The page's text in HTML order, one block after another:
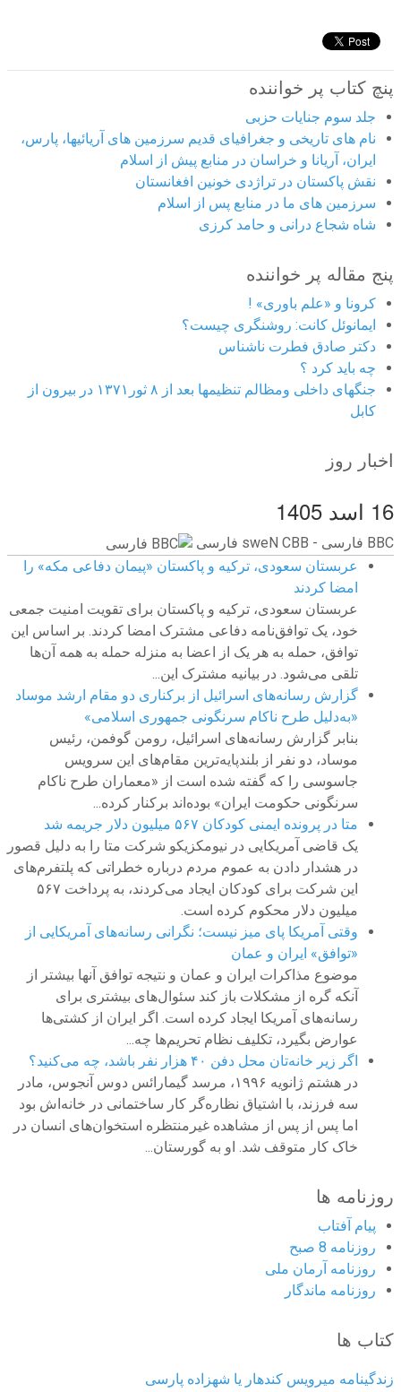
پنچ کتاب پر خواننده
جلد سوم جنایات حزبی
نام های تاریخی و جغرافیای قدیم سرزمین های آریائیها، پارس،
ایران، آریانا و خراسان در منابع پیش از اسلام
نقش پاکستان در تراژدی خونین افغانستان
سرزمین های ما در منابع پس از اسلام
شاه شجاع درانی و حامد کرزی
پنج مقاله پر خواننده
کرونا و «علم باوری» !
ایمانوئل کانت: روشنگری چیست؟
دکتر صادق فطرت ناشناس
چه باید کرد ؟
جنگهای داخلی ومظالم تنظیمها بعد از ۸ ثور۱۳۷۱ در بیرون از
کابل
اخبار روز
16 اسد 1405
BBC ‮فارسی - BBC News فارسی
عربستان سعودی، ترکیه و پاکستان «پیمان دفاعی مکه» را
امضا کردند
عربستان سعودی، ترکیه و پاکستان برای تقویت امنیت جمعی
خود، یک توافق‌نامه دفاعی مشترک امضا کردند. بر اساس این
توافق، حمله به هر یک از اعضا به منزله حمله به همه آن‌ها
تلقی می‌شود. در بیانیه مشترک این...
گزارش‌‌ رسانه‌های اسرائیل از برکناری دو مقام ارشد موساد
«به‌دلیل طرح ناکام سرنگونی جمهوری اسلامی»
بنابر گزارش رسانه‌های اسرائیل، رومن گوفمن، رئیس
موساد، دو نفر از بلندپایه‌ترین مقام‌های این سرویس
جاسوسی را که گفته شده است از «معماران طرح ناکام
سرنگونی حکومت ایران» بوده‌اند برکنار کرده...
متا در پرونده ایمنی کودکان ۵۶۷ میلیون دلار جریمه شد
یک قاضی آمریکایی در نیومکزیکو شرکت متا را به دلیل قصور
در هشدار دادن به عموم مردم درباره خطراتی که پلتفرم‌های
این شرکت برای کودکان ایجاد می‌کردند، به پرداخت ۵۶۷
میلیون دلار محکوم کرده است.
وقتی آمریکا پای میز نیست؛ نگرانی رسانه‌های آمریکایی از
«توافق» ایران و عمان
موضوع مذاکرات ایران و عمان و نتیجه توافق آنها بیشتر از
آنکه گره از مشکلات باز کند سئوال‌های بیشتری برای
رسانه‌های آمریکا ایجاد کرده است. اگر ایران از کشتی‌ها
عوارض بگیرد، تکلیف نظام تحریم‌ها چه...
اگر زیر خانه‌تان محل دفن ۴۰ هزار نفر باشد، چه می‌کنید؟
در هشتم ژانویه ۱۹۹۶، مرسد گیمارائس دوس آنجوس، مادر
سه فرزند، با اشتیاق نظاره‌گر کار ساختمانی در خانه‌اش بود
اما پس از پس از مشاهده غیر‌منتظره استخوان‌های انسان در
خاک کار متوقف شد. او به گورستان...
روزنامه ها
پیام آفتاب
روزنامه 8 صبح
روزنامه آرمان ملى
روزنامه ماندگار
کتاب ها
زندگینامه میرویس کندهار یا شهزاده پارسی